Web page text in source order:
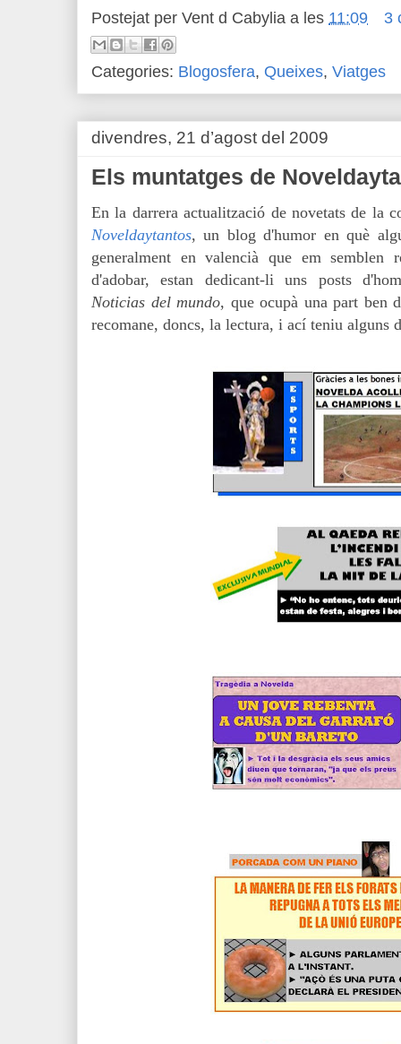
Postejat per Vent d Cabylia a les 11:09 3
Categories: Blogosfera, Queixes, Viatges
divendres, 21 d’agost del 2009
Els muntatges de
En la darrera actualització de novetats de la
Noveldaytantos, un blog d'humor en què
generalment en valencià que em semblen
d'adobar, estan dedicant-li uns posts
Noticias del mundo, que ocupà una part ben
recomane, doncs, la lectura, i ací teniu alguns